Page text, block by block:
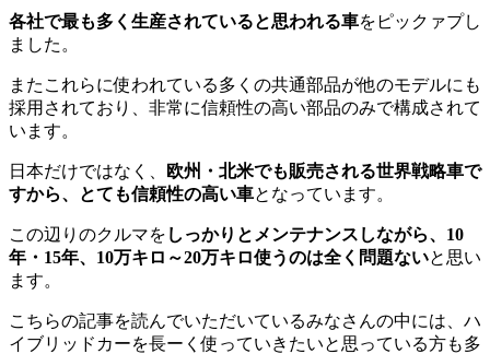
各社で最も多く生産されていると思われる車をピックァプし
ました。
またこれらに使われている多くの共通部品が他のモデルにも
採用されており、非常に信頼性の高い部品のみで構成されて
います。
日本だけではなく、
欧州・北米でも販売される世界戦略車で
すから、とても信頼性の高い車となっています。
この辺りのクルマを しっかりとメンテナンスしながら、10
年・15年、10万キロ～20万キロ使うのは全く問題ないと思い
ます。
こちらの記事を読んでいただいているみなさんの中には、ハ
イブリッドカーを長ーく使っていきたいと思っている方も多